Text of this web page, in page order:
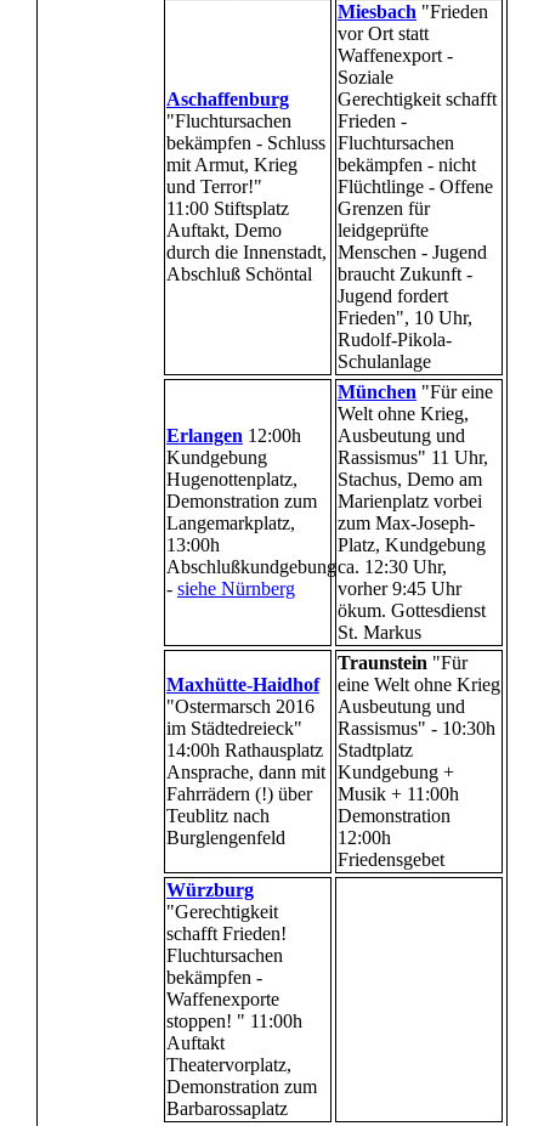
Aschaffenburg
"Fluchtursachen
bekämpfen - Schluss
mit Armut, Krieg
und Terror!"
11:00 Stiftsplatz
Auftakt, Demo
durch die Innenstadt,
Abschluß Schöntal
Miesbach "Frieden
vor Ort statt
Waffenexport -
Soziale
Gerechtigkeit schafft
Frieden -
Fluchtursachen
bekämpfen - nicht
Flüchtlinge - Offene
Grenzen für
leidgeprüfte
Menschen - Jugend
braucht Zukunft -
Jugend fordert
Frieden", 10 Uhr,
Rudolf-Pikola-
Schulanlage
Erlangen 12:00h
Kundgebung
Hugenottenplatz,
Demonstration zum
Langemarkplatz,
13:00h
Abschlußkundgebung
- siehe Nürnberg
München "Für eine
Welt ohne Krieg,
Ausbeutung und
Rassismus" 11 Uhr,
Stachus, Demo am
Marienplatz vorbei
zum Max-Joseph-
Platz, Kundgebung
ca. 12:30 Uhr,
vorher 9:45 Uhr
ökum. Gottesdienst
St. Markus
Maxhütte-Haidhof
"Ostermarsch 2016
im Städtedreieck"
14:00h Rathausplatz
Ansprache, dann mit
Fahrrädern (!) über
Teublitz nach
Burglengenfeld
Traunstein "Für
eine Welt ohne Krieg
Ausbeutung und
Rassismus" - 10:30h
Stadtplatz
Kundgebung +
Musik + 11:00h
Demonstration
12:00h
Friedensgebet
Würzburg
"Gerechtigkeit
schafft Frieden!
Fluchtursachen
bekämpfen -
Waffenexporte
stoppen! " 11:00h
Auftakt
Theatervorplatz,
Demonstration zum
Barbarossaplatz